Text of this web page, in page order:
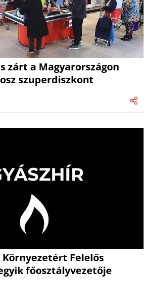
zárt a Magyarországon
szuperdiszkont
Környezetért Felelős
főosztályvezetője